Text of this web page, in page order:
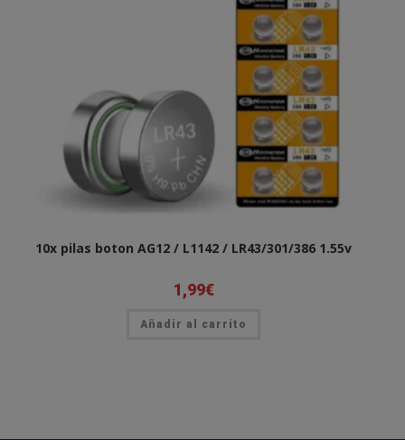
10x pilas boton AG12 / L1142 / LR43/301/386 1.55v
1,99€
Añadir al carrito